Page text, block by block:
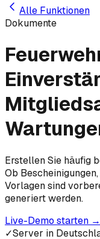
Alle Funktionen
Dokumente
Erstellen Sie häufig
Ob
Vorlagen sind
generiert werden.
Live-Demo starten →
✓Server in